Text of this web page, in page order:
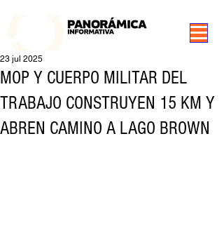
MOP Y CUERPO MILITAR DEL
TRABAJO CONSTRUYEN 15 KM Y
ABREN CAMINO A LAGO BROWN
23 jul 2025